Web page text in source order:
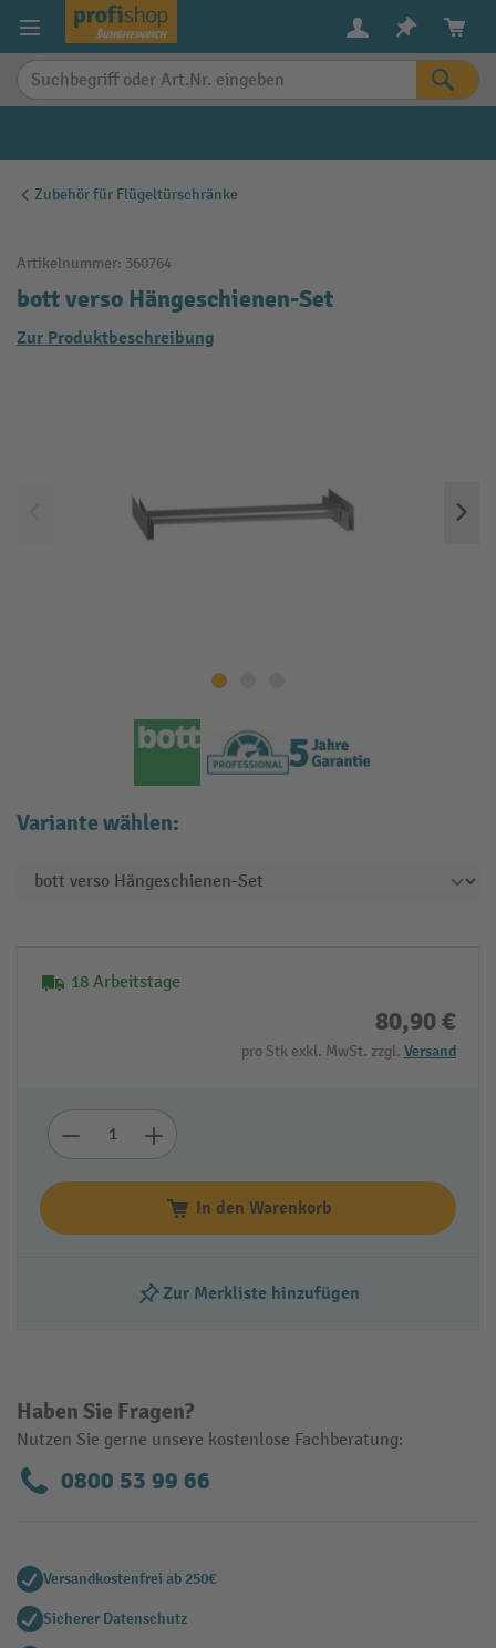
springen
Zubehör für Flügeltürschränke
Artikelnummer: 360764
bott verso Hängeschienen-Set
Zur Produktbeschreibung
Variante wählen:
18 Arbeitstage
80,90 €
pro Stk exkl. MwSt. zzgl. Versand
In den Warenkorb
Zur Merkliste hinzufügen
Haben Sie Fragen?
Nutzen Sie gerne unsere kostenlose Fachberatung:
0800 53 99 66
Versandkostenfrei ab 250€
Sicherer Datenschutz